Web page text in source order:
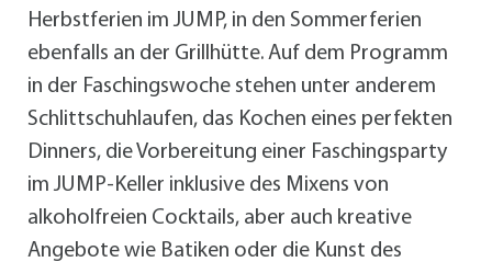
Herbstferien im JUMP, in den Sommerferien
ebenfalls an der Grillhütte. Auf dem Programm
in der Faschingswoche stehen unter anderem
Schlittschuhlaufen, das Kochen eines perfekten
Dinners, die Vorbereitung einer Faschingsparty
im JUMP-Keller inklusive des Mixens von
alkoholfreien Cocktails, aber auch kreative
Angebote wie Batiken oder die Kunst des